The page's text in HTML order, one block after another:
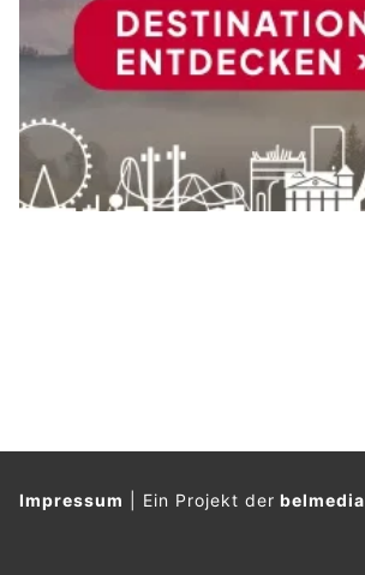
Impressum Ein Projekt derbelmedia